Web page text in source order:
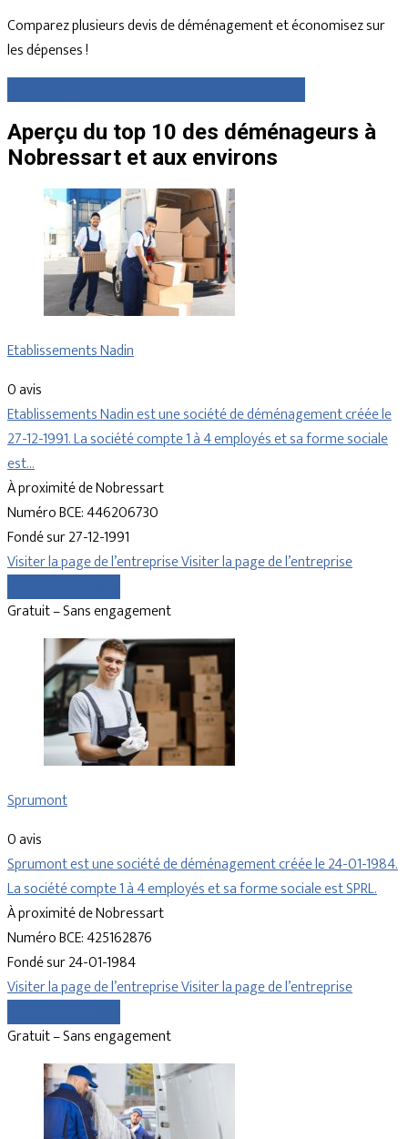
Comparez plusieurs devis de déménagement et économisez sur
les dépenses !
Aperçu du top 10 des déménageurs à
Nobressart et aux environs
Etablissements Nadin
0 avis
Etablissements Nadin est une société de déménagement créée le
27-12-1991. La société compte 1 à 4 employés et sa forme sociale
est…
À proximité de Nobressart
Numéro BCE: 446206730
Fondé sur 27-12-1991
Visiter la page de l’entrepriseVisiter la page de l’entreprise
Gratuit – Sans engagement
Sprumont
0 avis
Sprumont est une société de déménagement créée le 24-01-1984.
La société compte 1 à 4 employés et sa forme sociale est SPRL.
À proximité de Nobressart
Numéro BCE: 425162876
Fondé sur 24-01-1984
Visiter la page de l’entrepriseVisiter la page de l’entreprise
Gratuit – Sans engagement